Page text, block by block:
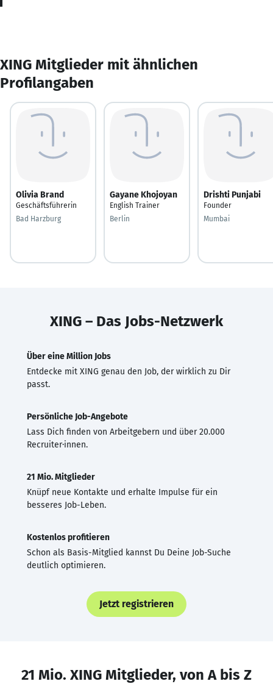
XING Mitglieder mit ähnlichen
Profilangaben
Olivia Brand
Geschäftsführerin
Bad Harzburg
Gayane Khojoyan
English Trainer
Berlin
Drishti Punjabi
Founder
Mumbai
XING – Das Jobs-Netzwerk
Über eine Million Jobs
Entdecke mit XING genau den Job, der wirklich zu Dir
passt.
Persönliche Job-Angebote
Lass Dich finden von Arbeitgebern und über 20.000
Recruiter·innen.
21 Mio. Mitglieder
Knüpf neue Kontakte und erhalte Impulse für ein
besseres Job-Leben.
Kostenlos profitieren
Schon als Basis-Mitglied kannst Du Deine Job-Suche
deutlich optimieren.
Jetzt registrieren
21 Mio. XING Mitglieder, von A bis Z